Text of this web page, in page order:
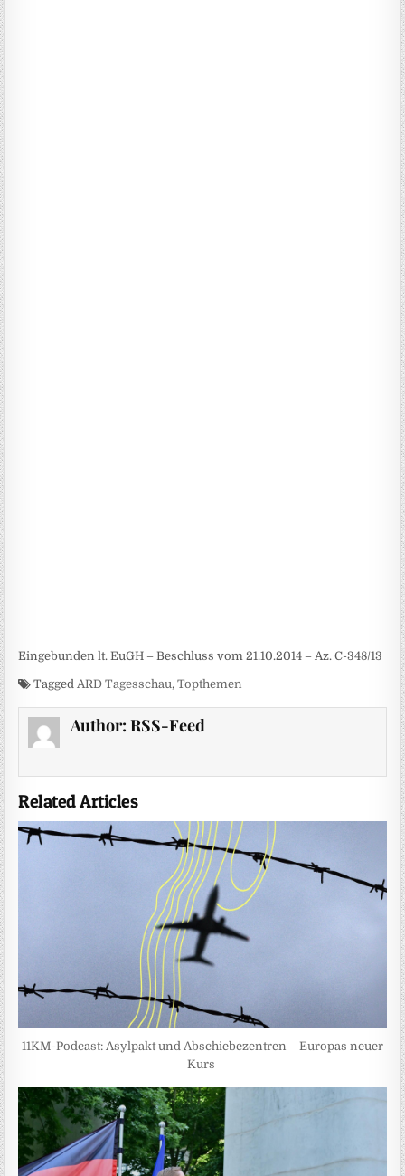
Eingebunden lt. EuGH – Beschluss vom 21.10.2014 – Az. C-348/13
Tagged ARD Tagesschau,Topthemen
Author: RSS-Feed
Related Articles
11KM-Podcast: Asylpakt und Abschiebezentren – Europas neuer
Kurs